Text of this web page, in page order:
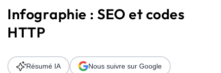
Solutions
Ressources
Audit SEO
Infographie : SEO et codes
HTTP
Résumé IA Nous suivre sur Google